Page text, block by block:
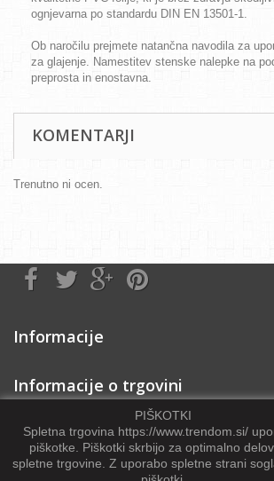
ognjevarna po standardu DIN EN 13501-1.
Ob naročilu prejmete natančna navodila za
za glajenje. Namestitev stenske nalepke na
preprosta in enostavna.
KOMENTARJI
Trenutno ni ocen.
Informacije
Informacije o trgovini
PIŠKOTKI
Spletna trgovina https://www.trendom.si/
piškotke. Piškotki skrbijo za optimalno
spletne trgovine Z uporabo spletne strani